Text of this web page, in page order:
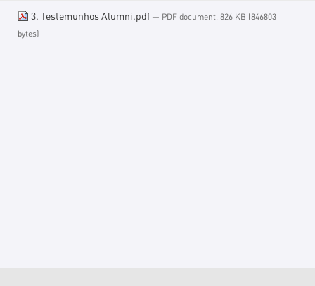
3. Testemunhos Alumni.pdf — PDF document, 826 KB (846803
bytes)